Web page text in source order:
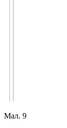
Мал. 9